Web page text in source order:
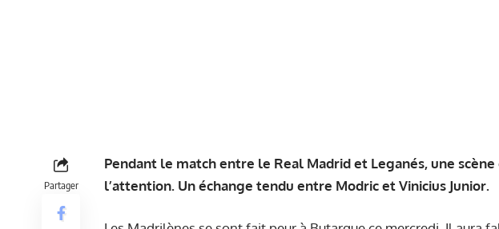
Partager
Pendant le match entre le Real Madrid et Leganés, une
l’attention. Un échange tendu entre Modric et Vinicius Junior.